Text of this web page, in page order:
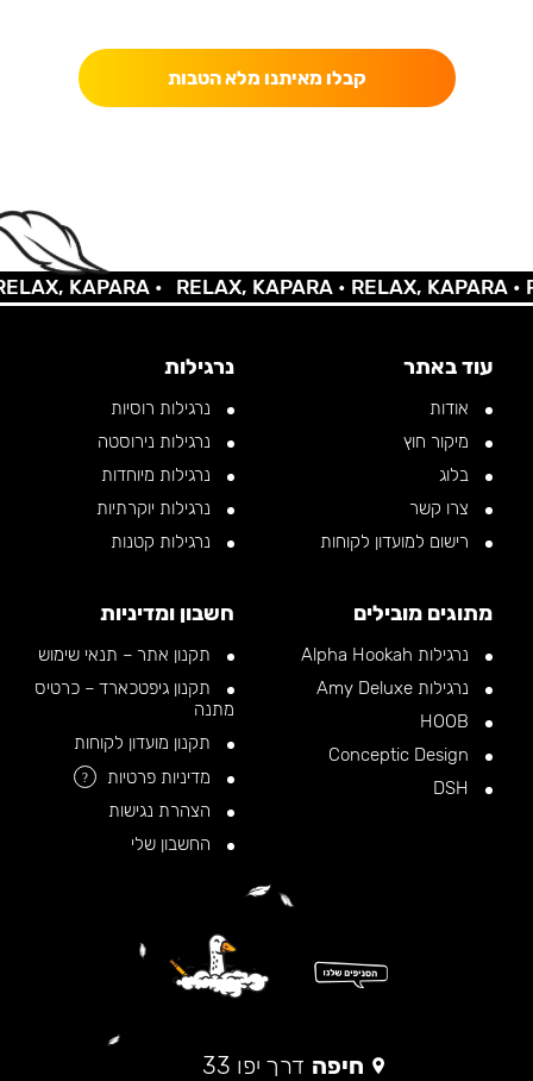
קבלו מאיתנו מלא הטבות
KAPARA • RELAX, KAPARA •RELAX, KAPARA •
עוד באתר
אודות
מיקור חוץ
בלוג
צרו קשר
רישום למועדון לקוחות
נרגילות
נרגילות רוסיות
נרגילות נירוסטה
נרגילות מיוחדות
נרגילות יוקרתיות
נרגילות קטנות
מתוגים מובילים
נרגילות Alpha Hookah
נרגילות Amy Deluxe
חשבון ומדיניות
תקנון אתר – תנאי שימוש
תקנון גיפטכארד – כרטיס
מתנה
תקנון מועדון לקוחות
מדיניות פרטיות
?
הצהרת נגישות
החשבון שלי
חיפה דרך יפו 33